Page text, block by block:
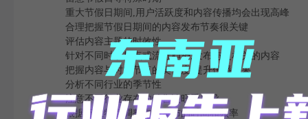
重大节假日期间,用户活跃度和内容传播均会出现高峰
合理把握节假日期间的内容发布节奏很关键
评估内容主题的时效性
针对不同时事热点或流行趋势,发布与之相关的内容
把握内容与时间节点的契合度,提升传播效果
分析不同行业的季节性
注意不同行业存在的销售淡旺季差异
根据行业特点调整内容发布的时间和频率